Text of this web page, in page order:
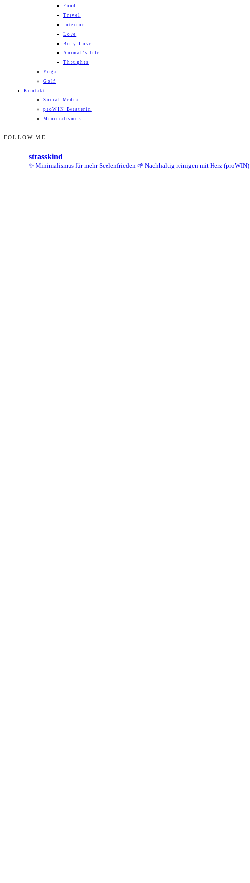
Food
Travel
Interior
Love
Body Love
Animal’s life
Thoughts
Yoga
Golf
Kontakt
Social Media
proWIN Beraterin
Minimalismus
FOLLOW ME
strasskind
✨ Minimalismus für mehr Seelenfrieden 🌱 Nachhaltig reinigen mit Herz (proWIN)